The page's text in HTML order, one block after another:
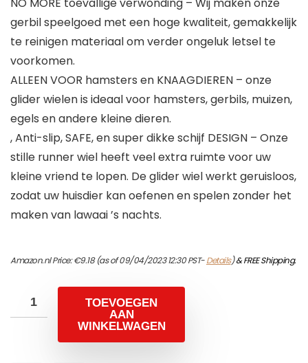
NO MORE toevallige verwonding – Wij maken onze
gerbil speelgoed met een hoge kwaliteit, gemakkelijk
te reinigen materiaal om verder ongeluk letsel te
voorkomen.
ALLEEN VOOR hamsters en KNAAGDIEREN – onze
glider wielen is ideaal voor hamsters, gerbils, muizen,
egels en andere kleine dieren.
, Anti-slip, SAFE, en super dikke schijf DESIGN – Onze
stille runner wiel heeft veel extra ruimte voor uw
kleine vriend te lopen. De glider wiel werkt geruisloos,
zodat uw huisdier kan oefenen en spelen zonder het
maken van lawaai ’s nachts.
Amazon.nl Price:€9.18(as of 09/04/2023 12:30 PST-Details)&FREE Shipping.
TOEVOEGEN
AAN
WINKELWAGEN